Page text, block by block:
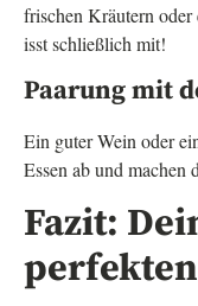
frischen Kräutern
isst schließlich mit!
Paarung mit
Ein guter Wein oder
Essen ab und machen
Fazit: